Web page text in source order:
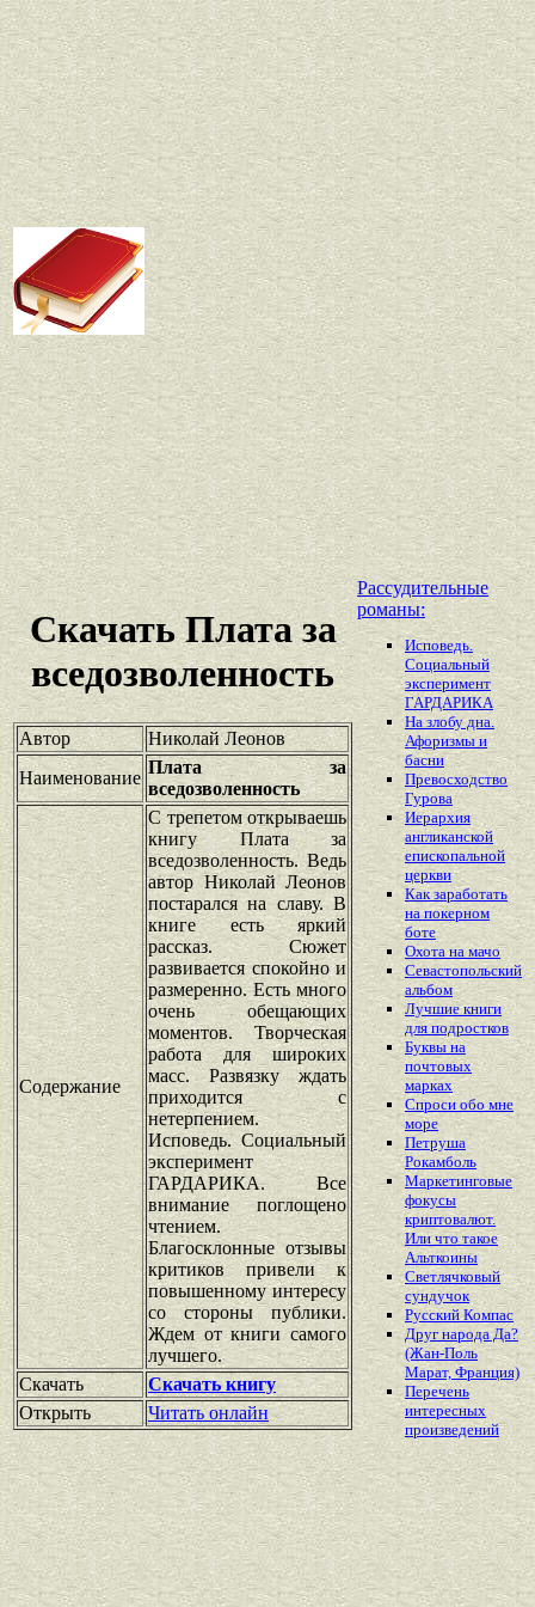
Скачать Плата за
вседозволенность
Автор
Николай Леонов
Наименование
Плата за
вседозволенность
Содержание
С трепетом открываешь
книгу Плата за
вседозволенность. Ведь
автор Николай Леонов
постарался на славу. В
книге есть яркий
рассказ. Сюжет
развивается спокойно и
размеренно. Есть много
очень обещающих
моментов. Творческая
работа для широких
масс. Развязку ждать
приходится с
нетерпением.
Исповедь. Социальный
эксперимент
ГАРДАРИКА. Все
внимание поглощено
чтением.
Благосклонные отзывы
критиков привели к
повышенному интересу
со стороны публики.
Ждем от книги самого
лучшего.
Скачать
Скачать книгу
Открыть
Читать онлайн
Рассудительные
романы:
Исповедь.
Социальный
эксперимент
ГАРДАРИКА
На злобу дна.
Афоризмы и
басни
Превосходство
Гурова
Иерархия
англиканской
епископальной
церкви
Как заработать
на покерном
боте
Охота на мачо
Севастопольский
альбом
Лучшие книги
для подростков
Буквы на
почтовых
марках
Спроси обо мне
море
Петруша
Рокамболь
Маркетинговые
фокусы
криптовалют.
Или что такое
Альткоины
Светлячковый
сундучок
Русский Компас
Друг народа Да?
(Жан-Поль
Марат, Франция)
Перечень
интересных
произведений